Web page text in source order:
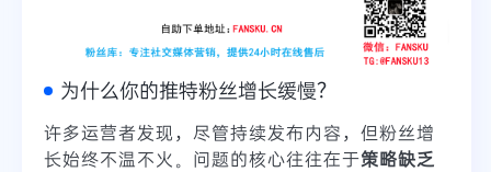
为什么你的推特粉丝增长缓慢？
许多运营者发现，尽管持续发布内容，但粉丝增
长始终不温不火。问题的核心往往在于策略缺乏